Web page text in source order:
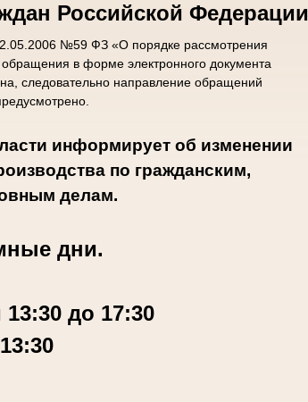
Российской Федерации
№59 ФЗ «О порядке рассмотрения
в форме электронного документа
следовательно направление обращений
информирует об изменении
по гражданским,
делам.
дни.
до 17:30